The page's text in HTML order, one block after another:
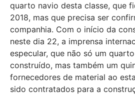
quarto navio desta classe, que
2018, mas que precisa ser
companhia. Com o início da
neste dia 22, a imprensa
especular, que não só um
construído, mas também um
fornecedores de material ao
sido contratados para a